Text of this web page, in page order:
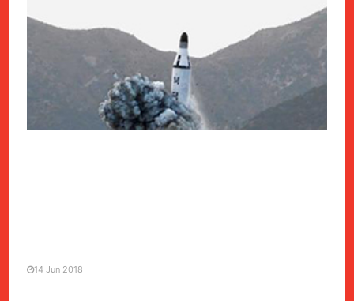
14 Jun 2018